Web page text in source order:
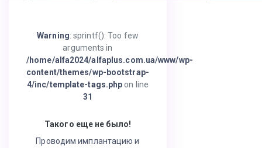
Warning: sprintf(): Too few
arguments in
/home/alfa2024/alfaplus.com.ua/www/wp-
content/themes/wp-bootstrap-
4/inc/template-tags.php on line
31
Такого еще не было!
Проводим имплантацию и